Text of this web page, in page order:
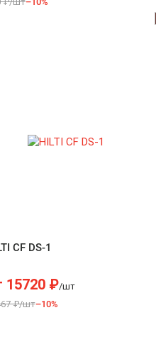
CF DS-1
15720₽/шт
₽/шт–10%